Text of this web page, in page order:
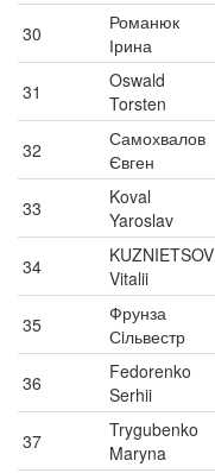
30
Романюк
Ірина
31
Oswald
Torsten
32
Самохвалов
Євген
33
Koval
Yaroslav
34
KUZNIETSOV
Vitalii
35
Фрунза
Сiльвестр
36
Fedorenko
Serhii
37
Trygubenko
Maryna